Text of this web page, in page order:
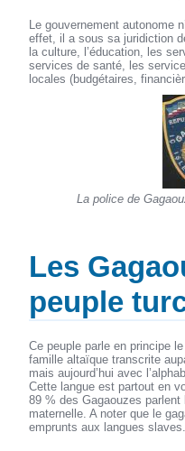
Le gouvernement autonome
effet, il a sous sa juridiction
la culture, l’éducation, les
services de santé, les
locales (budgétaires,
La police de
Les
peuple
Ce peuple parle en principe
famille altaïque transcrite
mais aujourd’hui avec
Cette langue est partout en
89 % des Gagaouzes
maternelle. A noter que le
emprunts aux langues slaves.